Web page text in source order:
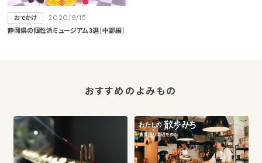
おでかけ
2020/9/15
静岡県の個性派ミュージアム3選［中部編］
おすすめのよみもの